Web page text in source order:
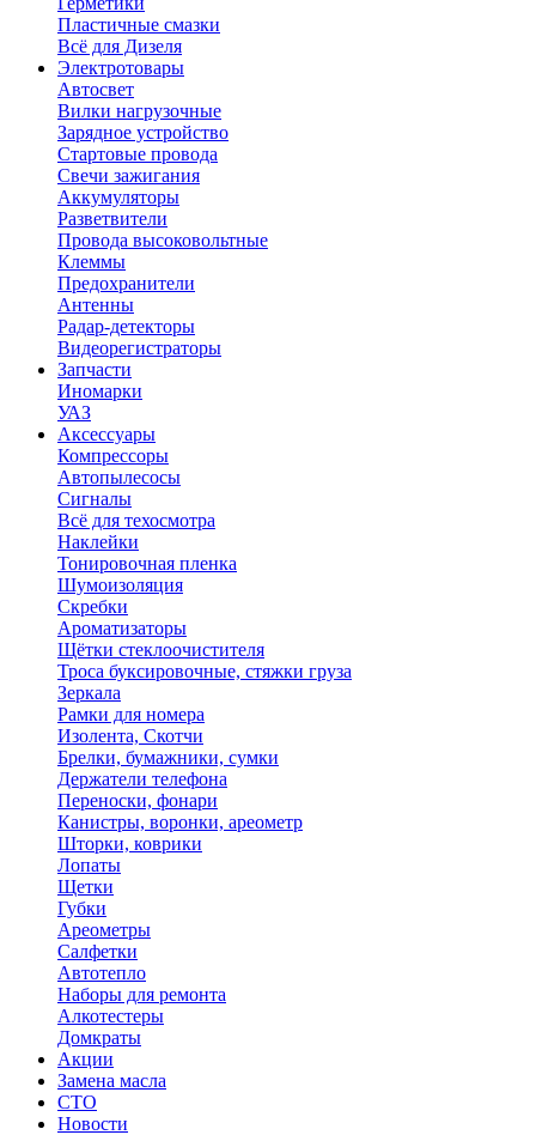
Пластичные смазки
Всё для Дизеля
Электротовары
Автосвет
Вилки нагрузочные
Зарядное устройство
Стартовые провода
Свечи зажигания
Аккумуляторы
Разветвители
Провода высоковольтные
Клеммы
Предохранители
Антенны
Радар-детекторы
Видеорегистраторы
Запчасти
Иномарки
УАЗ
Аксесcуары
Компрессоры
Автопылесосы
Сигналы
Всё для техосмотра
Наклейки
Тонировочная пленка
Шумоизоляция
Скребки
Ароматизаторы
Щётки стеклоочистителя
Троса буксировочные, стяжки груза
Зеркала
Рамки для номера
Изолента, Скотчи
Брелки, бумажники, сумки
Держатели телефона
Переноски, фонари
Канистры, воронки, ареометр
Шторки, коврики
Лопаты
Щетки
Губки
Ареометры
Салфетки
Автотепло
Наборы для ремонта
Алкотестеры
Домкраты
Акции
Замена масла
СТО
Новости